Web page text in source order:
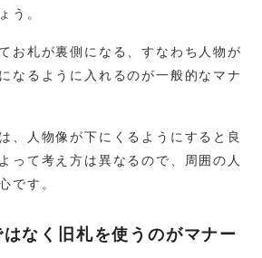
う。
お札が裏側になる、すなわち人物が
なるように入れるのが一般的なマナ
、人物像が下にくるようにすると良
って考え方は異なるので、周囲の人
です。
なく旧札を使うのがマナー